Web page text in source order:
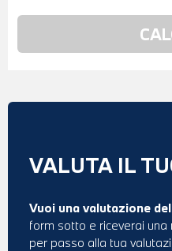
VALUTA IL
Vuoi una valutazione
form sotto e riceverai
per passo alla tua